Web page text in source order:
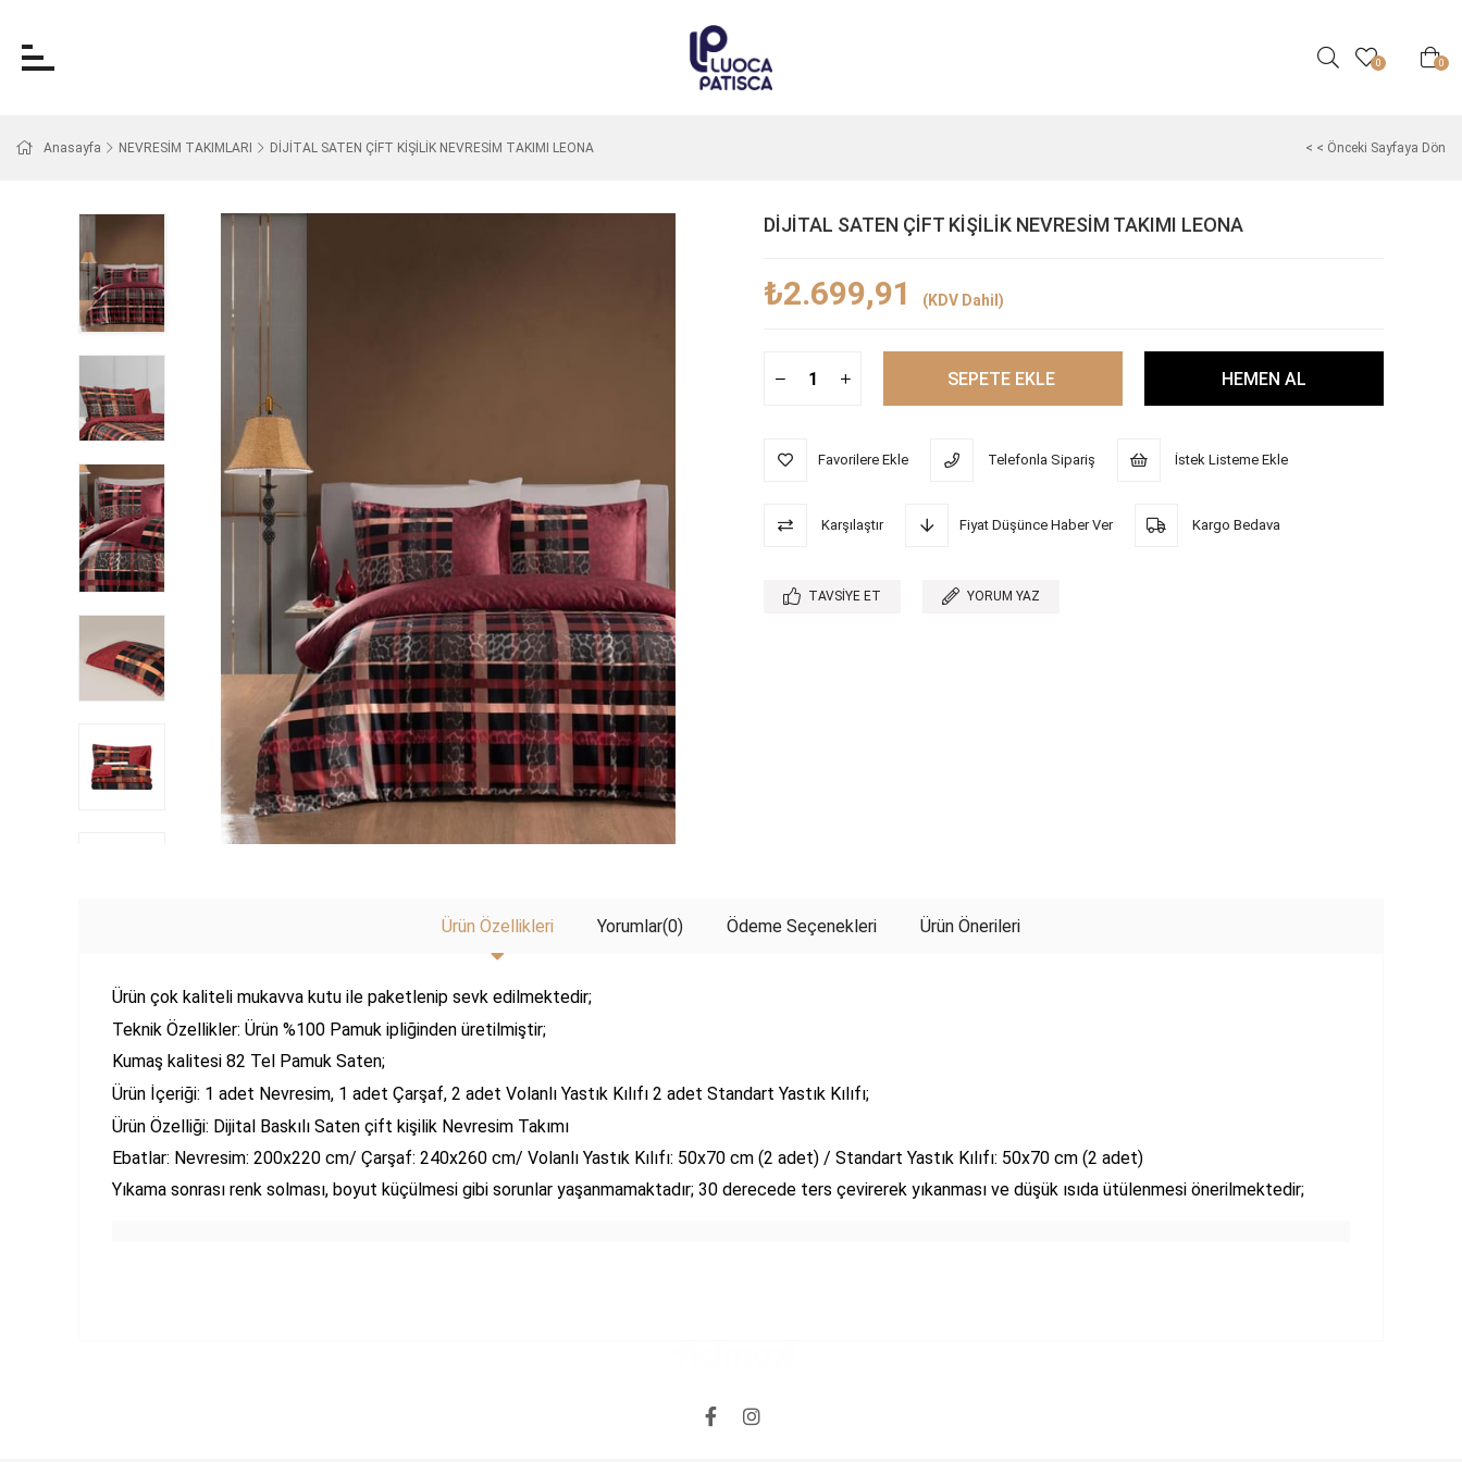
0 0
Anasayfa NEVRESİM TAKIMLARI DİJİTAL SATEN ÇİFT KİŞİLİK NEVRESİM TAKIMI LEONA < < Önceki Sayfaya Dön
DİJİTAL SATEN ÇİFT KİŞİLİK NEVRESİM TAKIMI LEONA
₺2.699,91 (KDV Dahil)
Favorilere Ekle Telefonla Sipariş İstek Listeme Ekle
Karşılaştır Fiyat Düşünce Haber Ver Kargo Bedava
TAVSIYE ET YORUM YAZ
Ürün Özellikleri Yorumlar(0) Ödeme Seçenekleri Ürün Önerileri
Ürün çok kaliteli mukavva kutu ile paketlenip sevk edilmektedir;
Teknik Özellikler: Ürün %100 Pamuk ipliğinden üretilmiştir;
Kumaş kalitesi 82 Tel Pamuk Saten;
Ürün İçeriği: 1 adet Nevresim, 1 adet Çarşaf, 2 adet Volanlı Yastık Kılıfı 2 adet Standart Yastık Kılıfı;
Ürün Özelliği: Dijital Baskılı Saten çift kişilik Nevresim Takımı
Ebatlar: Nevresim: 200x220 cm/ Çarşaf: 240x260 cm/ Volanlı Yastık Kılıfı: 50x70 cm (2 adet) / Standart Yastık Kılıfı: 50x70 cm (2 adet)
Yıkama sonrası renk solması, boyut küçülmesi gibi sorunlar yaşanmamaktadır; 30 derecede ters çevirerek yıkanması ve düşük ısıda ütülenmesi önerilmektedir;